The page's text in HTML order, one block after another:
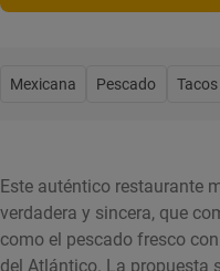
Mexicana Pescado Tacos
Este auténtico restaurante
verdadera y sincera, que
como el pescado fresco
del Atlántico. La propuesta